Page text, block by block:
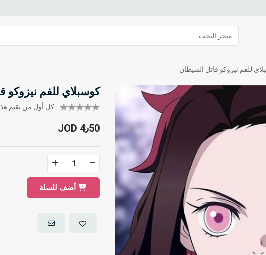
للفم نيزوكو قاتل الشيطان
كوسبلاي للفم نيزوكو
كل أول من يقيم هذا
JOD 4٫50
أضف للسلة